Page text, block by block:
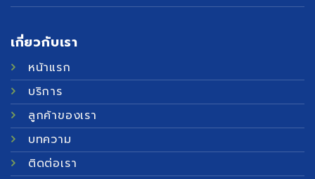
เกี่ยวกับเรา
หน้าแรก
บริการ
ลูกค้าของเรา
บทความ
ติดต่อเรา